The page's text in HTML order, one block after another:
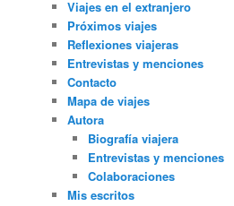
Viajes en el extranjero
Próximos viajes
Reflexiones viajeras
Entrevistas y menciones
Contacto
Mapa de viajes
Autora
Biografía viajera
Entrevistas y menciones
Colaboraciones
Mis escritos